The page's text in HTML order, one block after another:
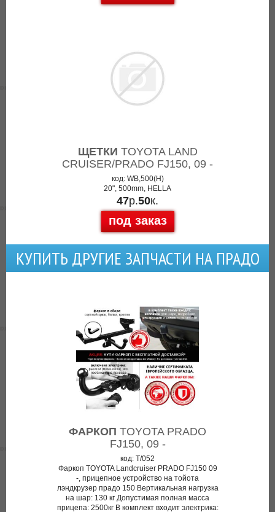
ЩЕТКИ TOYOTA LAND
CRUISER/PRADO FJ150, 09 -
код: WB,500(H)
20", 500mm, HELLA
47р.50к.
под заказ
КУПИТЬ ДРУГИЕ ЗАПЧАСТИ НА ПРАДО
ФАРКОП TOYOTA PRADO
FJ150, 09 -
код: T/052
Фаркоп TOYOTA Landcruiser PRADO FJ150 09
-, прицепное устройство на тойота
лэндкрузер прадо 150 Вертикальная нагрузка
на шар: 130 кг Допустимая полная масса
прицепа: 2500кг В комплект входит электрика: